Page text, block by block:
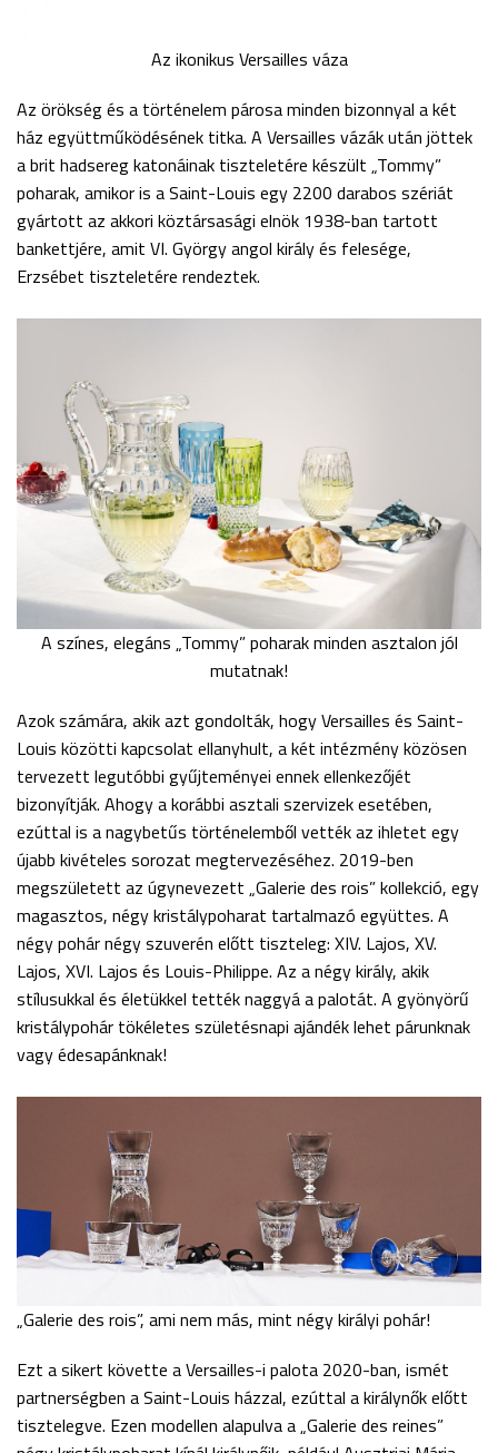
Az ikonikus Versailles váza
Az örökség és a történelem párosa minden bizonnyal a két
ház együttműködésének titka. A Versailles vázák után jöttek
a brit hadsereg katonáinak tiszteletére készült „Tommy”
poharak, amikor is a Saint-Louis egy 2200 darabos szériát
gyártott az akkori köztársasági elnök 1938-ban tartott
bankettjére, amit VI. György angol király és felesége,
Erzsébet tiszteletére rendeztek.
A színes, elegáns „Tommy” poharak minden asztalon jól
mutatnak!
Azok számára, akik azt gondolták, hogy Versailles és Saint-
Louis közötti kapcsolat ellanyhult, a két intézmény közösen
tervezett legutóbbi gyűjteményei ennek ellenkezőjét
bizonyítják. Ahogy a korábbi asztali szervizek esetében,
ezúttal is a nagybetűs történelemből vették az ihletet egy
újabb kivételes sorozat megtervezéséhez. 2019-ben
megszületett az úgynevezett „Galerie des rois” kollekció, egy
magasztos, négy kristálypoharat tartalmazó együttes. A
négy pohár négy szuverén előtt tiszteleg: XIV. Lajos, XV.
Lajos, XVI. Lajos és Louis-Philippe. Az a négy király, akik
stílusukkal és életükkel tették naggyá a palotát. A gyönyörű
kristálypohár tökéletes születésnapi ajándék lehet párunknak
vagy édesapánknak!
„Galerie des rois”, ami nem más, mint négy királyi pohár!
Ezt a sikert követte a Versailles-i palota 2020-ban, ismét
partnerségben a Saint-Louis házzal, ezúttal a királynők előtt
tisztelegve. Ezen modellen alapulva a „Galerie des reines”